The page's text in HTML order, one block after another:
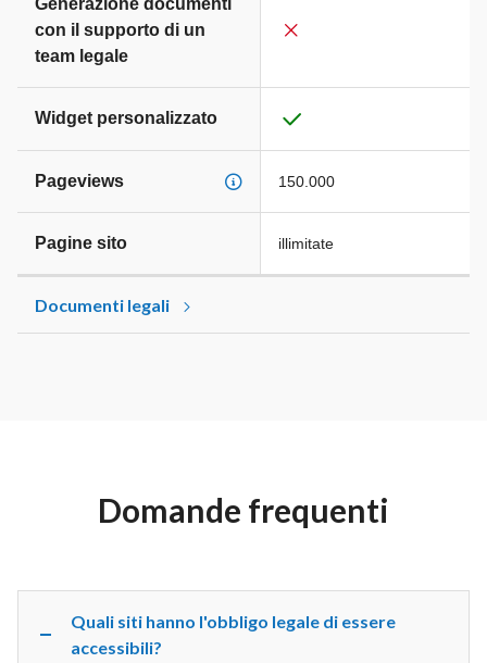
con il supporto di un
team legale
Widget personalizzato
Pageviews 150.000
Pagine sito illimitate
Documenti legali
Domande frequenti
Quali siti hanno l'obbligo legale di essere
accessibili?